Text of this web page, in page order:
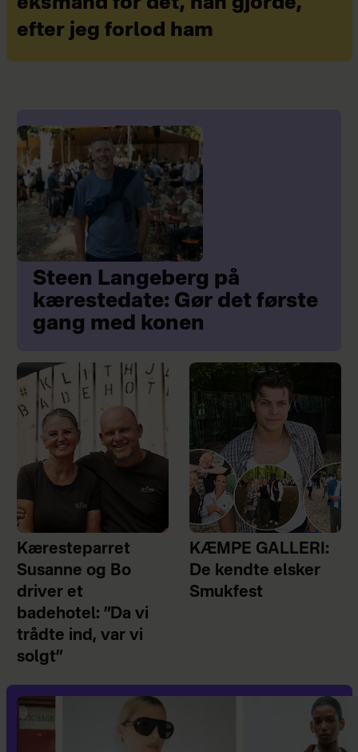
efter jeg forlod ham
Steen Langeberg på
kærestedate: Gør det første
gang med konen
Kæresteparret
Susanne og Bo
driver et
badehotel: ”Da vi
trådte ind, var vi
solgt”
KÆMPE GALLERI:
De kendte elsker
Smukfest